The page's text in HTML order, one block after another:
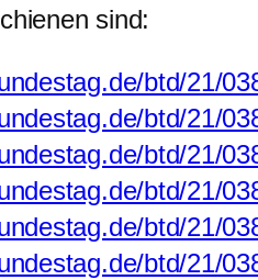
sind:
btd/21/
btd/21/
btd/21/
btd/21/
btd/21/
btd/21/